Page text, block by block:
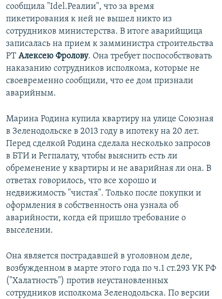
сообщила "Idel.Реалии", что за время
пикетирования к ней не вышел никто из
сотрудников министерства. В итоге аварийщица
записалась на прием к замминистра строительства
РТ Алексею Фролову. Она требует поспособствовать
наказанию сотрудников исполкома, которые не
своевременно сообщили, что ее дом признали
аварийным.
Марина Родина купила квартиру на улице Союзная
в Зеленодольске в 2013 году в ипотеку на 20 лет.
Перед сделкой Родина сделала несколько запросов
в БТИ и Регпалату, чтобы выяснить есть ли
обременение у квартиры и не аварийная ли она. В
ответах говорилось, что все хорошо и
недвижимость "чистая". Только после покупки и
оформления в собственность она узнала об
аварийности, когда ей пришло требование о
выселении.
Она является пострадавшей в уголовном деле,
возбужденном в марте этого года по ч.1 ст.293 УК РФ
("Халатность") против неустановленных
сотрудников исполкома Зеленодольска. По версии